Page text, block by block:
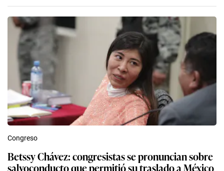
Congreso
Betssy Chávez: congresistas se pronuncian sobre
salvoconducto que permitió su traslado a México